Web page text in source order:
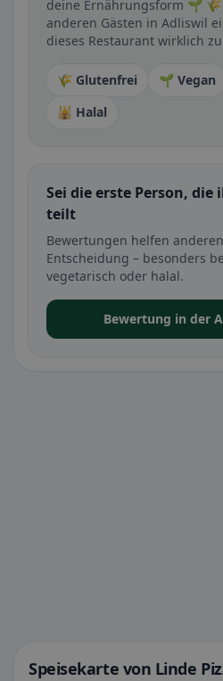
deine Ernährungsform 🌱
anderen Gästen in Adliswil
dieses Restaurant wirklich
🌾 Glutenfrei 🌱 Vegan
🕌 Halal
Sei die erste Person, die
teilt
Bewertungen helfen
Entscheidung – besonders
vegetarisch oder halal.
Bewertung in der
Speisekarte von Linde